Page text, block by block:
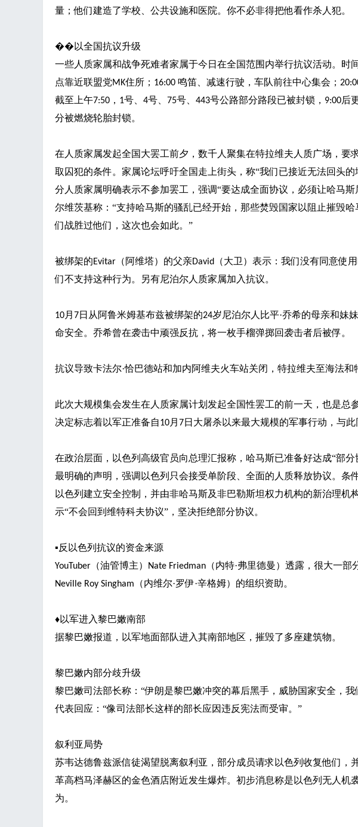
量；他们建造了学校、公共设施和医院。你不必非得把他看作杀人犯。
�� 以全国抗议升级
一些人质家属和战争死难者家属于今日在全国范围内举行抗议活动。时
点靠近联盟党MK住所； 16:00 鸣笛、减速行驶，车队前往中心集会；
截至上午7:50 ， 1号、 4号、 75号、 443号公路部分路段已被封锁， 9:00后
分被燃烧轮胎封锁。
在人质家属发起全国大罢工前夕，数千人聚集在特拉维夫人质广场，要
取囚犯的条件。家属论坛呼吁全国走上街头，称“我们已接近无法回头
分人质家属明确表示不参加罢工，强调“要达成全面协议，必须让哈马
尔维茨基称：“支持哈马斯的骚乱已经开始，那些焚毁国家以阻止摧毁
们战胜过他们，这次也会如此。”
被绑架的Evitar （阿维塔）的父亲David （大卫）表示：我们没有同意使用
们不支持这种行为。另有尼泊尔人质家属加入抗议。
10月 7日从阿鲁米姆基布兹被绑架的24岁尼泊尔人比平·乔希的母亲和妹
命安全。乔希曾在袭击中顽强反抗，将一枚手榴弹掷回袭击者后被俘。
抗议导致卡法尔·恰巴德站和加内阿维夫火车站关闭，特拉维夫至海法和
此次大规模集会发生在人质家属计划发起全国性罢工的前一天，也是总
决定标志着以军正准备自10月 7日大屠杀以来最大规模的军事行动，与
在政治层面，以色列高级官员向总理汇报称，哈马斯已准备好达成“部分
最明确的声明，强调以色列只会接受单阶段、全面的人质释放协议。条
以色列建立安全控制，并由非哈马斯及非巴勒斯坦权力机构的新治理机
示“不会回到维特科夫协议”，坚决拒绝部分协议。
▪反以色列抗议的资金来源
YouTuber （油管博主） Nate Friedman （内特·弗里德曼）透露，很大一
Neville Roy Singham （内维尔·罗伊·辛格姆）的组织资助。
♦以军进入黎巴嫩南部
据黎巴嫩报道，以军地面部队进入其南部地区，摧毁了多座建筑物。
黎巴嫩内部分歧升级
黎巴嫩司法部长称： “伊朗是黎巴嫩冲突的幕后黑手，威胁国家安全，
代表回应：“像司法部长这样的部长应因违反宪法而受审。”
叙利亚局势
苏韦达德鲁兹派信徒渴望脱离叙利亚，部分成员请求以色列收复他们，
革高档马泽赫区的金色酒店附近发生爆炸。初步消息称是以色列无人机
为。